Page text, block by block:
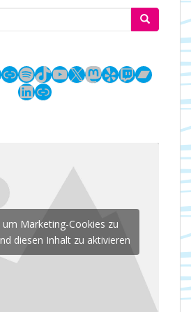
LinkSpotify
TikTok
YouTube
X Mastodon
YelpTwitch
LinkedIn
Link
um Marketing-Cookies zu
diesen Inhalt zu aktivieren